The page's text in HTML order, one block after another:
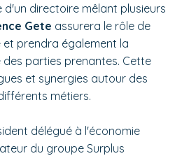
directoire mêlant plusieurs
Gete assurera le rôle de
prendra également la
parties prenantes. Cette
et synergies autour des
métiers.
délégué à l'économie
du groupe Surplus